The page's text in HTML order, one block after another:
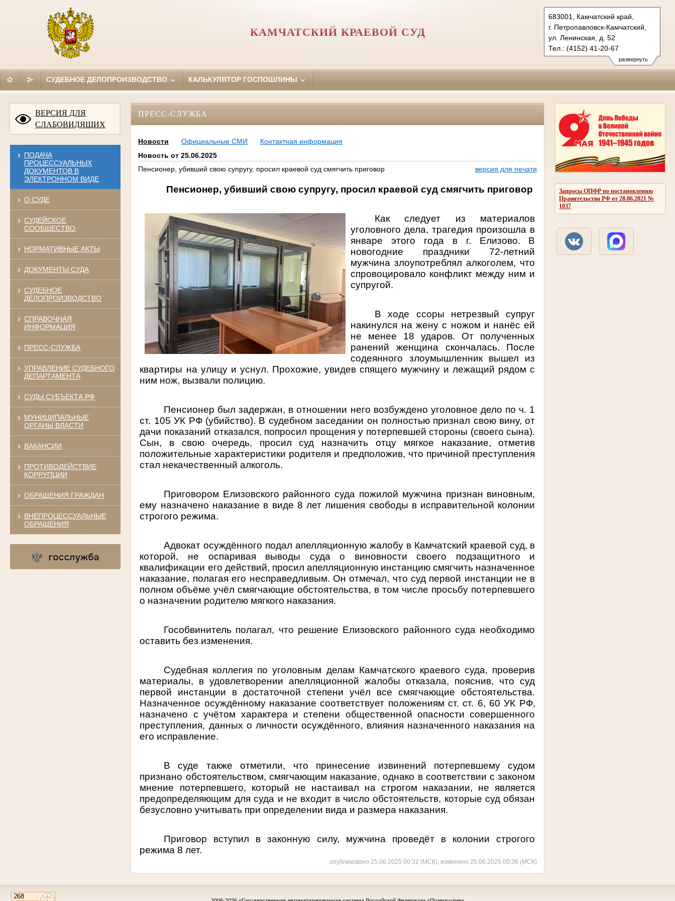
развернуть
683001, Камчатский край,
г. Петропавловск-Камчатский,
ул. Ленинская, д. 52
Тел.: (4152) 41-20-67
kray.kam@sudrf.ru
КАМЧАТСКИЙ КРАЕВОЙ СУД
СУДЕБНОЕ ДЕЛОПРОИЗВОДСТВО КАЛЬКУЛЯТОР ГОСПОШЛИНЫ
ВЕРСИЯ ДЛЯ
СЛАБОВИДЯЩИХ
ПОДАЧА
ПРОЦЕССУАЛЬНЫХ
ДОКУМЕНТОВ В
ЭЛЕКТРОННОМ ВИДЕ
О СУДЕ
СУДЕЙСКОЕ
СООБЩЕСТВО
НОРМАТИВНЫЕ АКТЫ
ДОКУМЕНТЫ СУДА
СУДЕБНОЕ
ДЕЛОПРОИЗВОДСТВО
СПРАВОЧНАЯ
ИНФОРМАЦИЯ
ПРЕСС-СЛУЖБА
УПРАВЛЕНИЕ СУДЕБНОГО
ДЕПАРТАМЕНТА
СУДЫ СУБЪЕКТА РФ
МУНИЦИПАЛЬНЫЕ
ОРГАНЫ ВЛАСТИ
ВАКАНСИИ
ПРОТИВОДЕЙСТВИЕ
КОРРУПЦИИ
ОБРАЩЕНИЯ ГРАЖДАН
ВНЕПРОЦЕССУАЛЬНЫЕ
ОБРАЩЕНИЯ
Запросы ОПФР по постановлению
Правительства РФ от 28.06.2021 №
1037
ПРЕСС-СЛУЖБА
Новости Официальные СМИ
Контактная информация
Новость от 25.06.2025
Пенсионер, убивший свою супругу, просил краевой суд смягчить приговор
версия для печати
Пенсионер, убивший свою супругу, просил краевой суд смягчить приговор
Как следует из материалов
уголовного дела, трагедия произошла в
январе этого года в г. Елизово. В
новогодние праздники 72-летний
мужчина злоупотреблял алкоголем, что
спровоцировало конфликт между ним и
супругой.
В ходе ссоры нетрезвый супруг
накинулся на жену с ножом и нанёс ей
не менее 18 ударов. От полученных
ранений женщина скончалась. После
содеянного злоумышленник вышел из
квартиры на улицу и уснул. Прохожие, увидев спящего мужчину и лежащий рядом с
ним нож, вызвали полицию.
Пенсионер был задержан, в отношении него возбуждено уголовное дело по ч. 1
ст. 105 УК РФ (убийство). В судебном заседании он полностью признал свою вину, от
дачи показаний отказался, попросил прощения у потерпевшей стороны (своего сына).
Сын, в свою очередь, просил суд назначить отцу мягкое наказание, отметив
положительные характеристики родителя и предположив, что причиной преступления
стал некачественный алкоголь.
Приговором Елизовского районного суда пожилой мужчина признан виновным,
ему назначено наказание в виде 8 лет лишения свободы в исправительной колонии
строгого режима.
Адвокат осуждённого подал апелляционную жалобу в Камчатский краевой суд, в
которой, не оспаривая выводы суда о виновности своего подзащитного и
квалификации его действий, просил апелляционную инстанцию смягчить назначенное
наказание, полагая его несправедливым. Он отмечал, что суд первой инстанции не в
полном объёме учёл смягчающие обстоятельства, в том числе просьбу потерпевшего
о назначении родителю мягкого наказания.
Гособвинитель полагал, что решение Елизовского районного суда необходимо
оставить без изменения.
Судебная коллегия по уголовным делам Камчатского краевого суда, проверив
материалы, в удовлетворении апелляционной жалобы отказала, пояснив, что суд
первой инстанции в достаточной степени учёл все смягчающие обстоятельства.
Назначенное осуждённому наказание соответствует положениям ст. ст. 6, 60 УК РФ,
назначено с учётом характера и степени общественной опасности совершенного
преступления, данных о личности осуждённого, влияния назначенного наказания на
его исправление.
В суде также отметили, что принесение извинений потерпевшему судом
признано обстоятельством, смягчающим наказание, однако в соответствии с законом
мнение потерпевшего, который не настаивал на строгом наказании, не является
предопределяющим для суда и не входит в число обстоятельств, которые суд обязан
безусловно учитывать при определении вида и размера наказания.
Приговор вступил в законную силу, мужчина проведёт в колонии строгого
режима 8 лет.
опубликовано 25.06.2025 00:32 (МСК), изменено 25.06.2025 00:36 (МСК)